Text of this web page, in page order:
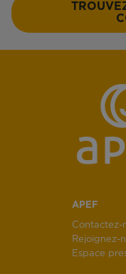
APEF
Contactez-
Rejoignez-
Espace